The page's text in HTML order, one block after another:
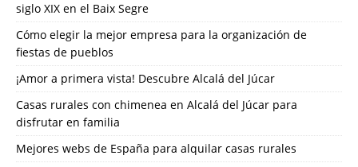
siglo XIX en el Baix Segre
Cómo elegir la mejor empresa para la organización de
fiestas de pueblos
¡Amor a primera vista! Descubre Alcalá del Júcar
Casas rurales con chimenea en Alcalá del Júcar para
disfrutar en familia
Mejores webs de España para alquilar casas rurales